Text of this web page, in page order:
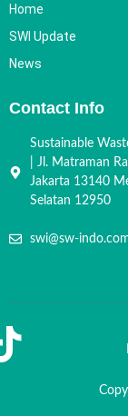
Home
SWI Update
News
Contact Info
Sustainable
| Jl. Matraman
Jakarta 13140
Selatan 12950
swi@sw-